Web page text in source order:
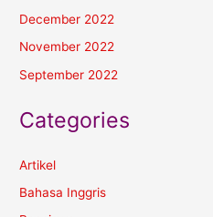
December 2022
November 2022
September 2022
Categories
Artikel
Bahasa Inggris